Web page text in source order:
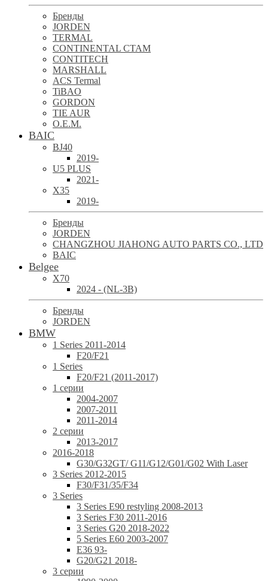
Бренды
JORDEN
TERMAL
CONTINENTAL CTAM
CONTITECH
MARSHALL
ACS Termal
TiBAO
GORDON
TIE AUR
O.E.M.
BAIC
BJ40
2019-
U5 PLUS
2021-
X35
2019-
Бренды
JORDEN
CHANGZHOU JIAHONG AUTO PARTS CO., LTD
BAIC
Belgee
X70
2024 - (NL-3B)
Бренды
JORDEN
BMW
1 Series 2011-2014
F20/F21
1 Series
F20/F21 (2011-2017)
1 серии
2004-2007
2007-2011
2011-2014
2 серии
2013-2017
2016-2018
G30/G32GT/ G11/G12/G01/G02 With Laser
3 Series 2012-2015
F30/F31/35/F34
3 Series
3 Series E90 restyling 2008-2013
3 Series F30 2011-2016
3 Series G20 2018-2022
5 Series E60 2003-2007
E36 93-
G20/G21 2018-
3 серии